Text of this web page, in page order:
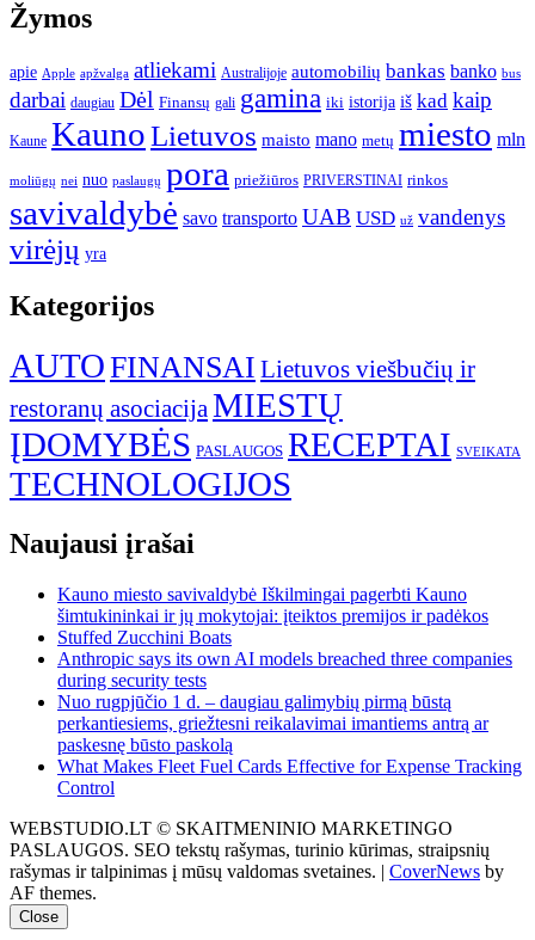
Žymos
apie Apple apžvalga atliekami Australijoje automobilių bankas banko bus
darbai daugiau Dėl Finansų gali gamina iki istorija iš kad kaip
Kaune KaunoLietuvos maisto mano metų miesto mln
moliūgų nei nuo paslaugų pora priežiūros PRIVERSTINAI rinkos
savivaldybė savo transporto UAB USD už vandenys
virėjų yra
Kategorijos
AUTOFINANSAI Lietuvos viešbučių ir
restoranų asociacijaMIESTŲ
ĮDOMYBĖS PASLAUGOS RECEPTAI SVEIKATA
TECHNOLOGIJOS
Naujausi įrašai
Kauno miesto savivaldybė Iškilmingai pagerbti Kauno
šimtukininkai ir jų mokytojai: įteiktos premijos ir padėkos
Stuffed Zucchini Boats
Anthropic says its own AI models breached three companies
during security tests
Nuo rugpjūčio 1 d. – daugiau galimybių pirmą būstą
perkantiesiems, griežtesni reikalavimai imantiems antrą ar
paskesnę būsto paskolą
What Makes Fleet Fuel Cards Effective for Expense Tracking
Control
WEBSTUDIO.LT © SKAITMENINIO MARKETINGO
PASLAUGOS. SEO tekstų rašymas, turinio kūrimas, straipsnių
rašymas ir talpinimas į mūsų valdomas svetaines. | CoverNews by
AF themes.
Close